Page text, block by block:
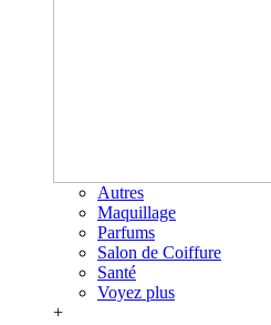
Autres
Maquillage
Parfums
Salon de Coiffure
Santé
Voyez plus
+